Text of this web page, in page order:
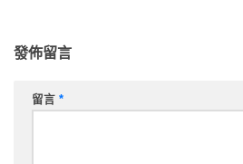
發佈留言
留言 *